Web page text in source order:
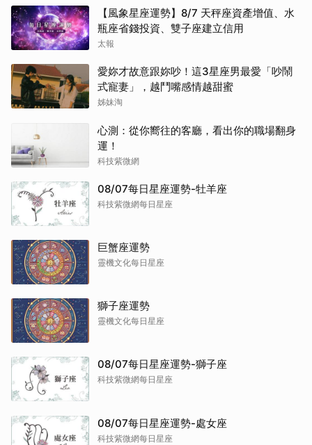
【風象星座運勢】8/7 天秤座資產增值、水
瓶座省錢投資、雙子座建立信用
太報
愛妳才故意跟妳吵！這3星座男最愛「吵鬧
式寵妻」，越鬥嘴感情越甜蜜
姊妹淘
心測：從你嚮往的客廳，看出你的職場翻身
運！
科技紫微網
08/07每日星座運勢-牡羊座
科技紫微網每日星座
巨蟹座運勢
靈機文化每日星座
獅子座運勢
靈機文化每日星座
08/07每日星座運勢-獅子座
科技紫微網每日星座
08/07每日星座運勢-處女座
科技紫微網每日星座